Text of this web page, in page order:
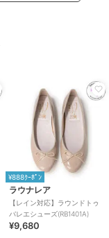
¥888ｸｰﾎﾟﾝ
ラウナレア
【レイン対応】ラウンドトゥ
バレエシューズ(RB1401A)
¥9,680